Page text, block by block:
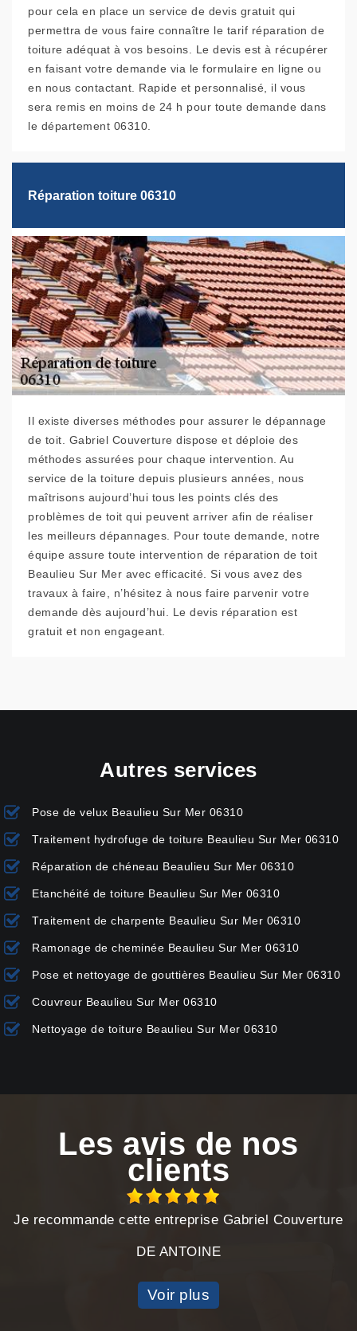
pour cela en place un service de devis gratuit qui
permettra de vous faire connaître le tarif réparation de
toiture adéquat à vos besoins. Le devis est à récupérer
en faisant votre demande via le formulaire en ligne ou
en nous contactant. Rapide et personnalisé, il vous
sera remis en moins de 24 h pour toute demande dans
le département 06310.
Réparation toiture 06310
Il existe diverses méthodes pour assurer le dépannage
de toit. Gabriel Couverture dispose et déploie des
méthodes assurées pour chaque intervention. Au
service de la toiture depuis plusieurs années, nous
maîtrisons aujourd’hui tous les points clés des
problèmes de toit qui peuvent arriver afin de réaliser
les meilleurs dépannages. Pour toute demande, notre
équipe assure toute intervention de réparation de toit
Beaulieu Sur Mer avec efficacité. Si vous avez des
travaux à faire, n’hésitez à nous faire parvenir votre
demande dès aujourd’hui. Le devis réparation est
gratuit et non engageant.
Autres services
Pose de velux Beaulieu Sur Mer 06310
Traitement hydrofuge de toiture Beaulieu Sur Mer 06310
Réparation de chéneau Beaulieu Sur Mer 06310
Etanchéité de toiture Beaulieu Sur Mer 06310
Traitement de charpente Beaulieu Sur Mer 06310
Ramonage de cheminée Beaulieu Sur Mer 06310
Pose et nettoyage de gouttières Beaulieu Sur Mer 06310
Couvreur Beaulieu Sur Mer 06310
Nettoyage de toiture Beaulieu Sur Mer 06310
Les avis de nos
clients
Je recommande cette entreprise Gabriel Couverture
DE ANTOINE
Voir plus